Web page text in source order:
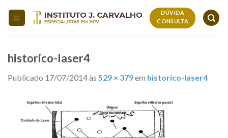
DÚVIDA
CONSULTA
historico-laser4
Publicado 17/07/2014às 529 × 379em historico-laser4